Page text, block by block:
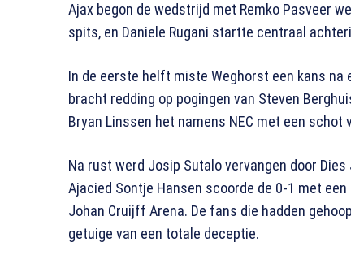
Ajax begon de wedstrijd met Remko Pasveer
spits, en Daniele Rugani startte centraal
In de eerste helft miste Weghorst een kans na
bracht redding op pogingen van Steven
Bryan Linssen het namens NEC met een schot
Na rust werd Josip Sutalo vervangen door
Ajacied Sontje Hansen scoorde de 0-1 met
Johan Cruijff Arena. De fans die hadden
getuige van een totale deceptie.